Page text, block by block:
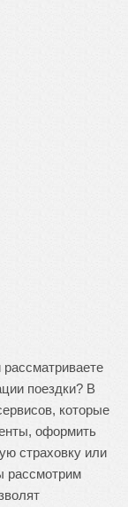
рассматриваете
поездки? В
которые
оформить
страховку или
рассмотрим